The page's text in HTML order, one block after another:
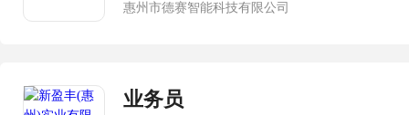
惠州市德赛智能科技有限公司
业务员